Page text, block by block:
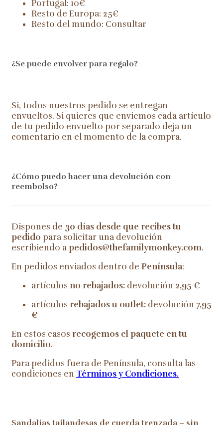
Portugal: 10€
Resto de Europa: 25€
Resto del mundo: Consultar
¿Se puede envolver para regalo?
Si, todos nuestros pedido se entregan
envueltos. Si quieres que enviemos cada artículo
de tu pedido envuelto por separado deja un
comentario en el momento de la compra.
¿Cómo puedo hacer una devolución con
reembolso?
Dispones de 30 días desde que recibes tu
pedido para solicitar una devolución
escribiendo apedidos@thefamilymonkey.com.
En pedidos enviados dentro de Península:
artículos no rebajados: devolución 2,95 €
artículos rebajados u outlet: devolución 7,95
€
En estos casos recogemos el paquete en tu
domicilio.
Para pedidos fuera de Península, consulta las
condiciones en Términos y Condiciones.
Sandalias tailandesas de cuerda trenzada – sin